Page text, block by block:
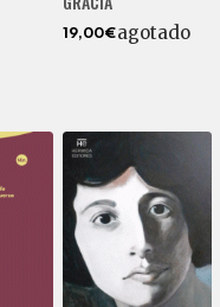
19,00€agotado